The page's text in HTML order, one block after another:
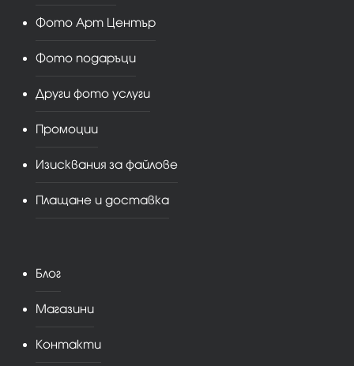
Фото Арт Център
Фото подаръци
Други фото услуги
Промоции
Изисквания за файлове
Плащане и доставка
Блог
Магазини
Контакти